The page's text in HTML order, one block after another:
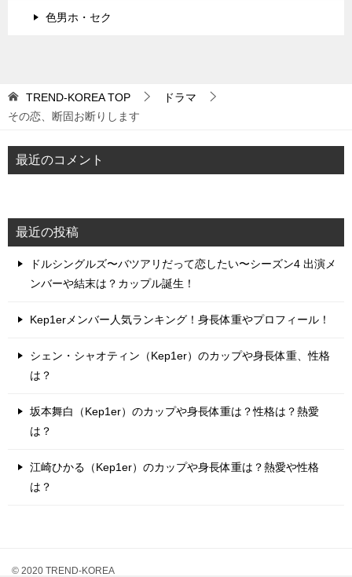
色男ホ・セク
TREND-KOREATOP
ドラマ
その恋、断固お断りします
最近のコメント
最近の投稿
ドルシングルズ〜バツアリだって恋したい〜シーズン4 出演メ
ンバーや結末は？カップル誕生！
Kep1erメンバー人気ランキング！身長体重やプロフィール！
シェン・シャオティン（Kep1er）のカップや身長体重、性格
は？
坂本舞白（Kep1er）のカップや身長体重は？性格は？熱愛
は？
江崎ひかる（Kep1er）のカップや身長体重は？熱愛や性格
は？
© 2020 TREND-KOREA